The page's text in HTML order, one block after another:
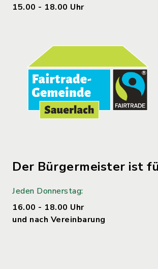
15.00 - 18.00 Uhr
Der Bürgermeister ist
Jeden Donnerstag:
16.00 - 18.00 Uhr
und nach Vereinbarung